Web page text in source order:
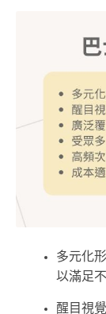
多元化
以滿足
醒目視